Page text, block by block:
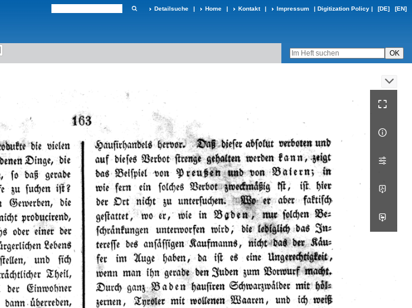
Detailsuche | Home | Kontakt | Impressum | Digitization Policy | [DE] [EN]